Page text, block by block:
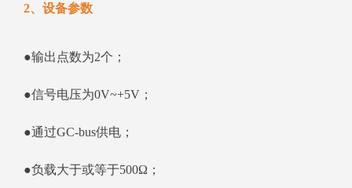
2、设备参数
●输出点数为2个；
●信号电压为0V~+5V；
●通过GC-bus供电；
●负载大于或等于500Ω；